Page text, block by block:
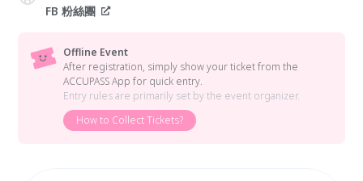
FB 粉絲團
Offline Event
After registration, simply show your ticket from the
ACCUPASS App for quick entry.
Entry rules are primarily set by the event organizer.
How to Collect Tickets?